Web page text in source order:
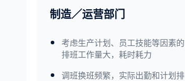
制造／运营部门​
考虑生产计划、员工技能等因素的
排班工作量大，耗时耗力
调班换班频繁，实际出勤和计划排